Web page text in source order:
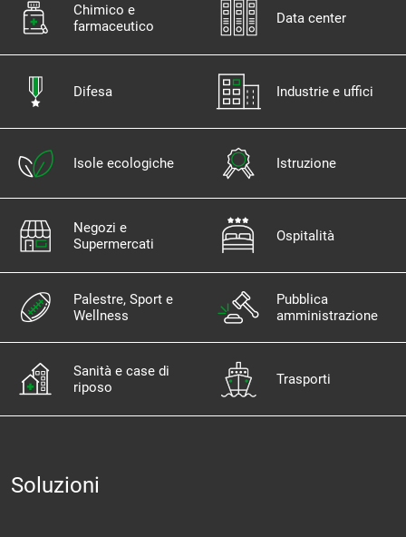
Chimico e
farmaceutico
Data center
Difesa Industrie e uffici
Isole ecologiche Istruzione
Negozi e
Supermercati
Ospitalità
Palestre, Sport e
Wellness
Pubblica
amministrazione
Sanità e case di
riposo
Trasporti
Soluzioni